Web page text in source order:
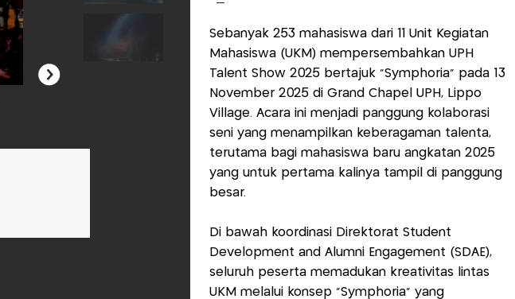
Sebanyak 253 mahasiswa dari 11 Unit Kegiatan
Mahasiswa (UKM) mempersembahkan UPH
Talent Show 2025 bertajuk “Symphoria” pada 13
November 2025 di Grand Chapel UPH, Lippo
Village. Acara ini menjadi panggung kolaborasi
seni yang menampilkan keberagaman talenta,
terutama bagi mahasiswa baru angkatan 2025
yang untuk pertama kalinya tampil di panggung
besar.
Di bawah koordinasi Direktorat Student
Development and Alumni Engagement (SDAE),
seluruh peserta memadukan kreativitas lintas
UKM melalui konsep “Symphoria” yang